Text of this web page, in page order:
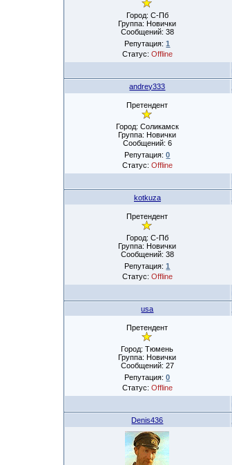
Город: С-Пб
Группа: Новички
Сообщений: 38
Репутация:1
Статус: Offline
andrey333
Претендент
Город: Соликамск
Группа: Новички
Сообщений: 6
Репутация:0
Статус: Offline
kotkuza
Претендент
Город: С-Пб
Группа: Новички
Сообщений: 38
Репутация:1
Статус: Offline
usa
Претендент
Город: Тюмень
Группа: Новички
Сообщений: 27
Репутация:0
Статус: Offline
Denis436